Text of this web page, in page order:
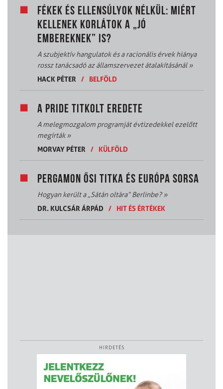
FÉKEK ÉS ELLENSÚLYOK NÉLKÜL: MIÉRT
KELLENEK KORLÁTOK A „JÓ
EMBEREKNEK” IS?
A szubjektív hangulatok és a racionális érvek hiánya
rossz tanácsadó az államszervezet átalakításánál»
HACK PÉTER
/ BELFÖLD
A PRIDE TITKOLT EREDETE
A melegmozgalom programját évtizedekkel ezelőtt
megírták»
MORVAY PÉTER
/ KÜLFÖLD
PERGAMON ŐSI TITKA ÉS EURÓPA SORSA
Hogyan került a „Sátán oltára” Berlinbe?»
DR. KULCSÁR ÁRPÁD
/ HIT ÉS ÉRTÉKEK
HIRDETÉS